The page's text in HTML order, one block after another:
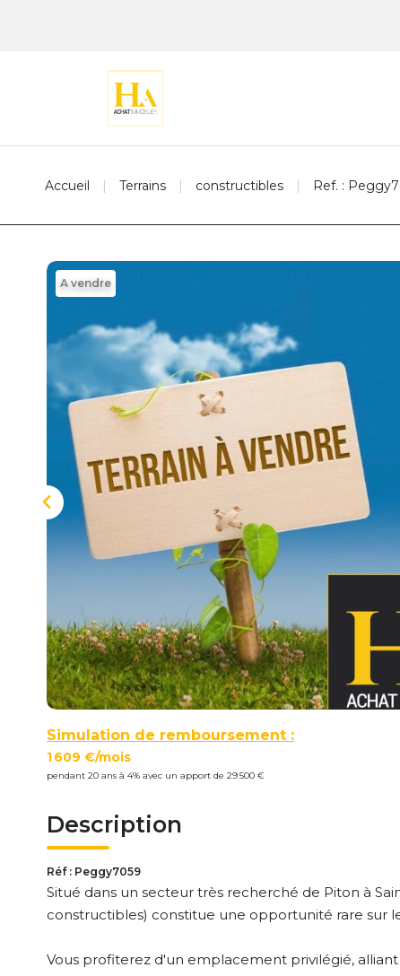
Accueil Terrains constructibles Ref. :
A vendre
Simulation de remboursement :
1 609 €/mois
pendant 20 ans à 4% avec un apport de 29 500 €
Description
Réf : Peggy7059
Situé dans un secteur très recherché de Piton à
constructibles) constitue une opportunité rare sur
Vous profiterez d'un emplacement privilégié,